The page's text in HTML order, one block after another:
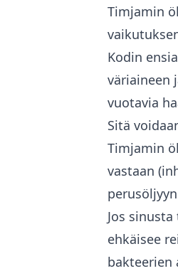
Timjamin
Kodin
väriaineen
vuotavia
Sitä
Timjamin
vastaan
Jos
ehkäisee